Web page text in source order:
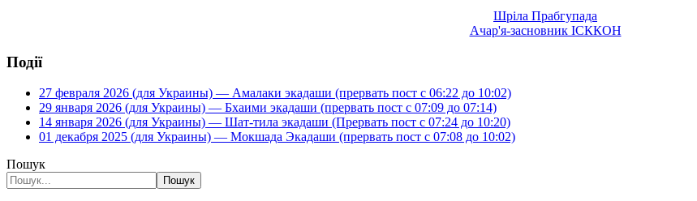
Шріла Прабгупада
Ачар'я-засновник ІСККОН
Події
27 февраля 2026 (для Украины) — Амалаки экадаши (прервать пост с 06:22 до 10:02)
29 января 2026 (для Украины) — Бхаими экадаши (прервать пост с 07:09 до 07:14)
14 января 2026 (для Украины) — Шат-тила экадаши (Прервать пост с 07:24 до 10:20)
01 декабря 2025 (для Украины) — Мокшада Экадаши (прервать пост с 07:08 до 10:02)
Пошук
Пошук